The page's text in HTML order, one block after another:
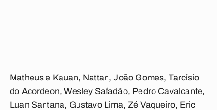
Matheus e Kauan, Nattan, João Gomes, Tarcísio
do Acordeon, Wesley Safadão, Pedro Cavalcante,
Luan Santana, Gustavo Lima, Zé Vaqueiro, Eric